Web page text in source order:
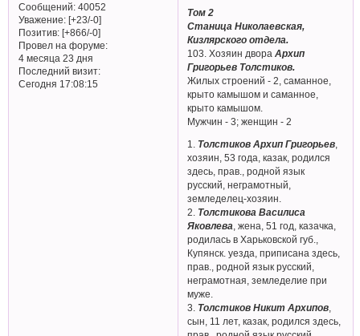
Сообщений:40052
Уважение: [+23/-0]
Позитив: [+866/-0]
Провел на форуме:
4 месяца 23 дня
Последний визит:
Сегодня 17:08:15
Том 2
Станица Николаевская,
Кизлярского отдела.
103. Хозяин двораАрхип
Григорьев Толстиков.
Жилых строений - 2, саманное,
крыто камышом и саманное,
крыто камышом.
Мужчин - 3; женщин - 2
1. Толстиков Архип Григорьев
хозяин, 53 года, казак, родился
здесь, прав., родной язык
русский, неграмотный,
земледелец-хозяин.
2. Толстикова Василиса
Яковлева , жена, 51 год, казачка,
родилась в Харьковской губ.,
Купянск. уезда, приписана здесь,
прав., родной язык русский,
неграмотная, земледелие при
муже.
3. Толстиков Никит Архипов
сын, 11 лет, казак, родился здесь,